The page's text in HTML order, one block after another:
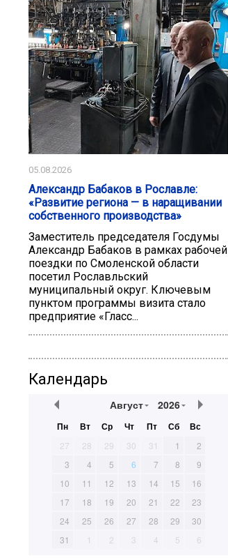
05.08.2026
Александр Бабаков в Рославле:
«Развитие региона — в наращивании
собственного производства»
Заместитель председателя Госдумы
Александр Бабаков в рамках рабочей
поездки по Смоленской области
посетил Рославльский
муниципальный округ. Ключевым
пунктом программы визита стало
предприятие «Гласс...
Календарь
Август 2026
Пн Вт Ср Чт Пт Сб Вс
27 28 29 30 31 1
2
3
4 5 6 7 8
9
10
11 12 13 14 15
16
17
18 19 20 21 22
23
24
25 26 27 28 29
30
31
1 2 3 4 5 6